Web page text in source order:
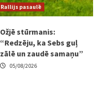
Rallijs pasaulē
Ožjē stūrmanis:
“Redzēju, ka Sebs guļ
zālē un zaudē samaņu”
05/08/2026